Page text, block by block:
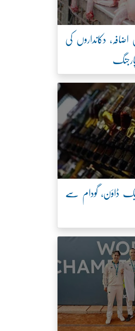
دکانداروں کی
ڈاؤن، گودام سے